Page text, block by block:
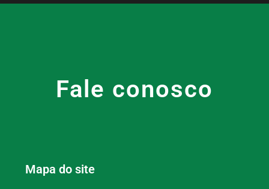
Fale conosco
Mapa do site